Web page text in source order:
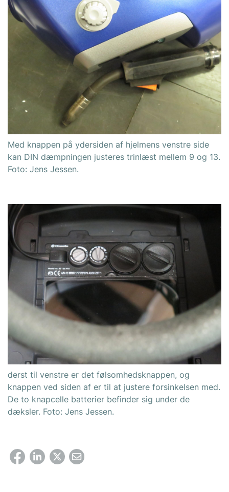
Med knappen på ydersiden af hjelmens venstre side
kan DIN dæmpningen justeres trinlæst mellem 9 og 13.
Foto: Jens Jessen.
derst til venstre er det følsomhedsknappen, og
knappen ved siden af er til at justere forsinkelsen med.
De to knapcelle batterier befinder sig under de
dæksler. Foto: Jens Jessen.